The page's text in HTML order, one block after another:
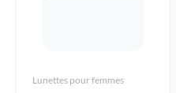
Lunettes pour femmes